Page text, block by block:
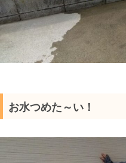
お水つめた～い！